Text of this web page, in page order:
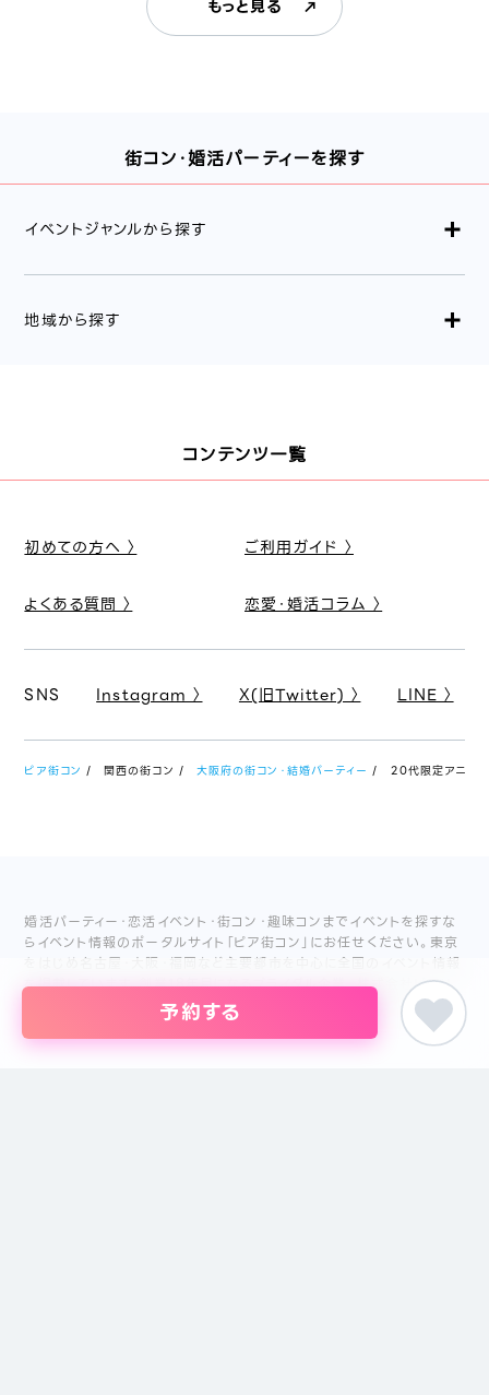
予約する
もっと見る
街コン・婚活パーティーを探す
イベントジャンルから探す
地域から探す
コンテンツ一覧
初めての方へ 〉 ご利用ガイド 〉
よくある質問 〉 恋愛・婚活コラム 〉
SNS Instagram 〉 X(旧Twitter) 〉 LINE 〉
ピア街コン 関西の街コン 大阪府の街コン・結婚パーティー 20代限定アニメ
婚活パーティー・恋活イベント・街コン・趣味コンまでイベントを探すな
らイベント情報のポータルサイト「ピア街コン」にお任せください。東京
をはじめ名古屋・大阪・福岡など主要都市を中心に全国のイベント情報
を掲載しています。創業18年目になるブライダル企業、株式会社ピアリ
ーが運営しているため、安心してサイトをご活用いただけます。